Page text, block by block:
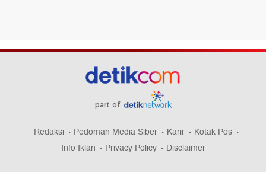
part of
Redaksi Pedoman Media Siber Karir
Kotak Pos
Info Iklan
Privacy Policy Disclaimer